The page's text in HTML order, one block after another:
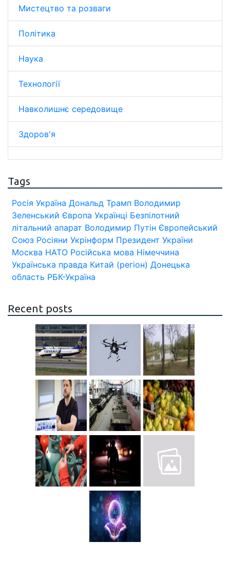
Мистецтво та розваги
Політика
Наука
Технології
Навколишнє середовище
Здоров'я
Tags
Росія Україна Дональд Трамп Володимир
Зеленський Європа Українці Безпілотний
літальний апарат Володимир Путін Європейський
Союз Росіяни Укрінформ Президент України
Москва НАТО Російська мова Німеччина
Українська правда Китай (регіон) Донецька
область РБК-Україна
Recent posts